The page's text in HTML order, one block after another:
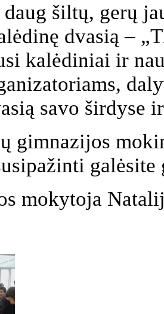
daug šiltų, gerų
dvasią –
kalėdiniai ir
savo širdyse
gimnazijos
mokytoja